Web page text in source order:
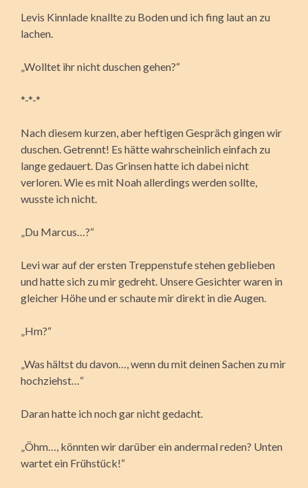
Levis Kinnlade knallte zu Boden und ich fing laut an zu
lachen.
„Wolltet ihr nicht duschen gehen?“
*-*-*
Nach diesem kurzen, aber heftigen Gespräch gingen wir
duschen. Getrennt! Es hätte wahrscheinlich einfach zu
lange gedauert. Das Grinsen hatte ich dabei nicht
verloren. Wie es mit Noah allerdings werden sollte,
wusste ich nicht.
„Du Marcus…?“
Levi war auf der ersten Treppenstufe stehen geblieben
und hatte sich zu mir gedreht. Unsere Gesichter waren in
gleicher Höhe und er schaute mir direkt in die Augen.
„Hm?“
„Was hältst du davon…, wenn du mit deinen Sachen zu mir
hochziehst…“
Daran hatte ich noch gar nicht gedacht.
„Öhm…, könnten wir darüber ein andermal reden? Unten
wartet ein Frühstück!“